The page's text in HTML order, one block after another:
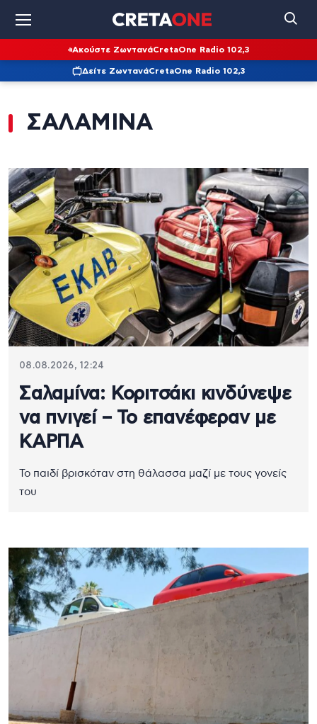
Ακούστε ΖωντανάCretaOne Radio 102,3
Δείτε ΖωντανάCretaOne Radio 102,3
ΣΑΛΑΜΙΝΑ
08.08.2026, 12:24
Σαλαμίνα: Κοριτσάκι κινδύνεψε
να πνιγεί – Το επανέφεραν με
ΚΑΡΠΑ
Το παιδί βρισκόταν στη θάλασσα μαζί με τους γονείς
του